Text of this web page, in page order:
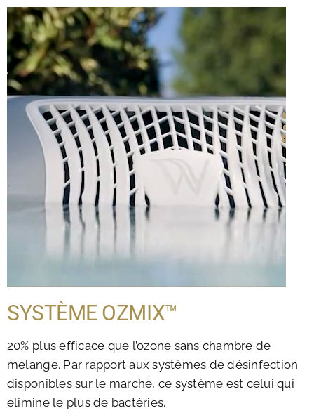
SYSTÈME OZMIX™
20% plus efficace que l’ozone sans chambre de
mélange. Par rapport aux systèmes de désinfection
disponibles sur le marché, ce système est celui qui
élimine le plus de bactéries.